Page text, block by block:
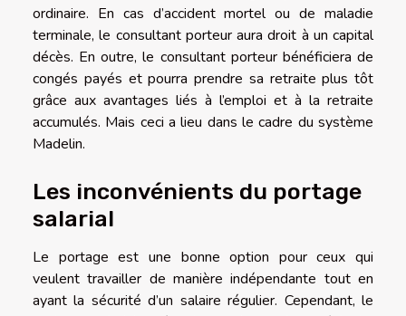
ordinaire. En cas d’accident mortel ou de maladie
terminale, le consultant porteur aura droit à un capital
décès. En outre, le consultant porteur bénéficiera de
congés payés et pourra prendre sa retraite plus tôt
grâce aux avantages liés à l’emploi et à la retraite
accumulés. Mais ceci a lieu dans le cadre du système
Madelin.
Les inconvénients du portage
salarial
Le portage est une bonne option pour ceux qui
veulent travailler de manière indépendante tout en
ayant la sécurité d’un salaire régulier. Cependant, le